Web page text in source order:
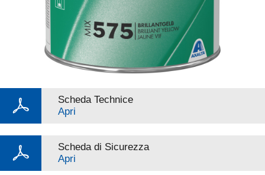
Scheda Technice
Apri
Scheda di Sicurezza
Apri